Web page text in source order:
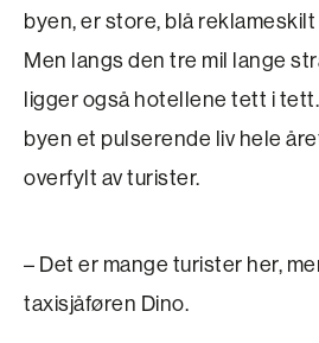
byen, er store, blå
Men langs den tre mil lange
ligger også hotellene tett i
byen et pulserende liv hele
overfylt av turister.
– Det er mange turister her,
taxisjåføren Dino.